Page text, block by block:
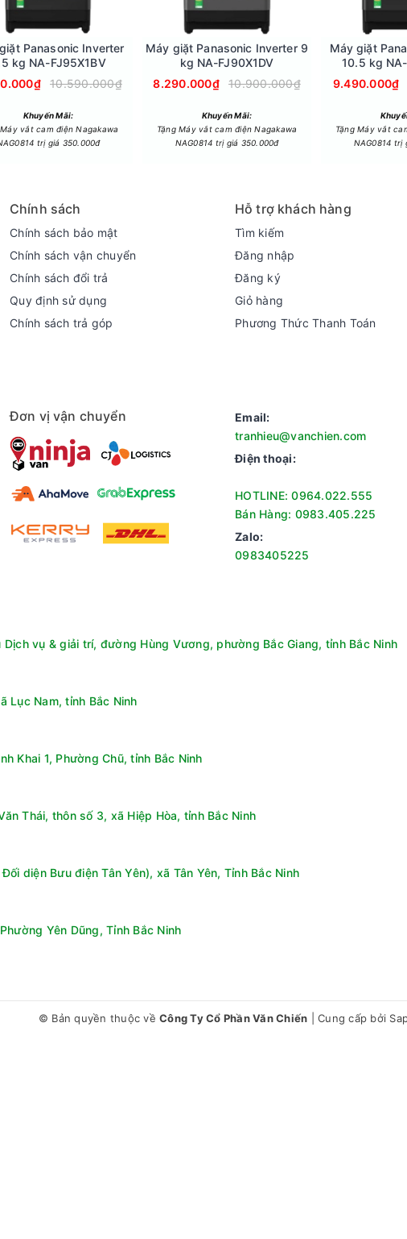
toàn khi sử dụng. Bảng điều khiển song ngữ Anh - Việt dễ dàng thao
và giúp máy luôn đẹp, dễ vệ sinh.
dễ dàng quan sát quá trình giặt, chống trầy xước và bền lâu.
Inverter 13kg AWM13-B2158L(B) sở hữu nhiều chương trình giặt thông
vi khuẩn và ngăn ngừa mùi hôi, mang lại những bộ quần áo sạch sẽ
để bảo vệ sợi vải, giúp quần áo không bị hư hại, đồng thời tăng cường
sự cố không mong muốn khi sử dụng máy giặt.
khi có điện: Chế độ này giúp tiết kiệm năng lượng và đảm bảo máy hoạt
giặt được hòa tan hoàn toàn, đảm bảo hiệu quả giặt sạch tối đa.
quá trình giặt, giữ cho quần áo luôn sạch sẽ và lồng giặt không bị tắc
Panasonic Inverter
kg NA-FJ95X1BV
10.590.000₫
Khuyến Mãi:
Máy vắt cam điện Nagakawa
trị giá 350.000đ
Máy giặt Panasonic Inverter 9
kg NA-FJ90X1DV
8.290.000₫
10.900.000₫
Khuyến Mãi:
Tặng Máy vắt cam điện Nagakawa
NAG0814 trị giá 350.000đ
Máy giặt
10.5 kg
9.490.000₫
Tặng Máy vắt
NAG0814 trị
Chính sách
Chính sách bảo mật
Chính sách vận chuyển
Chính sách đổi trả
Quy định sử dụng
Chính sách trả góp
Hỗ trợ khách hàng
Tìm kiếm
Đăng nhập
Đăng ký
Giỏ hàng
Phương Thức Thanh Toán
Đơn vị vận chuyển
Email:
tranhieu@vanchien.com
Điện thoại:
HOTLINE: 0964.022.555
Bán Hàng: 0983.405.225
Zalo:
0983405225
vụ & giải trí, đường Hùng Vương, phường Bắc Giang, tỉnh Bắc Ninh
Lục Nam, tỉnh Bắc Ninh
Khai 1, Phường Chũ, tỉnh Bắc Ninh
Thái, thôn số 3, xã Hiệp Hòa, tỉnh Bắc Ninh
diện Bưu điện Tân Yên), xã Tân Yên, Tỉnh Bắc Ninh
Yên Dũng, Tỉnh Bắc Ninh
© Bản quyền thuộc về Công Ty Cổ Phần Văn Chiến Cung cấp bởi